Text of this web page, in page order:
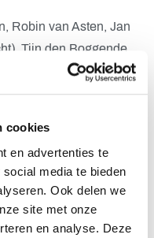
cookies
en advertenties te
media te bieden
Ook delen we
site met onze
en analyse. Deze
Robin van Asten, Jan
Tijn den Boggende,
(87. Brian van den
Jesper van
Noa Dundas, Tijn
Markus Jensen, Rafik
Demircan (81.